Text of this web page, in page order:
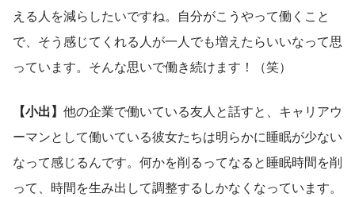
える人を減らしたいですね。自分がこうやって働くこと
で、そう感じてくれる人が一人でも増えたらいいなって思
っています。そんな思いで働き続けます！（笑）
【小出】 他の企業で働いている友人と話すと、キャリアウ
ーマンとして働いている彼女たちは明らかに睡眠が少ない
なって感じるんです。何かを削るってなると睡眠時間を削
って、時間を生み出して調整するしかなくなっています。